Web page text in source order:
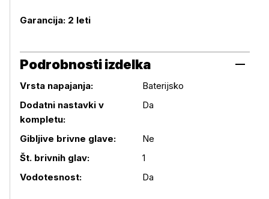
Garancija: 2 leti
Podrobnosti izdelka
Vrsta napajanja:
Baterijsko
Dodatni nastavki v
kompletu:
Da
Gibljive brivne glave:
Ne
Št. brivnih glav:
1
Vodotesnost:
Da